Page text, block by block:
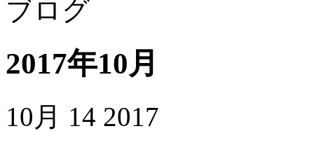
2017年10月
10月 14 2017